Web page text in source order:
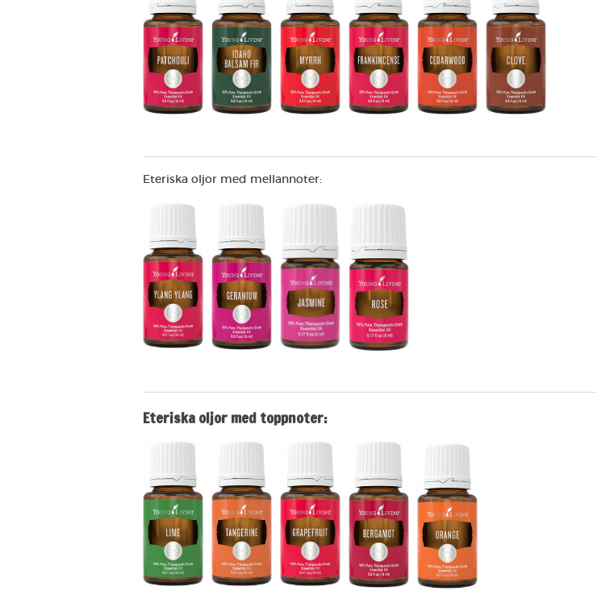
Eteriska oljor med mellannoter:
Eteriska oljor med toppnoter: